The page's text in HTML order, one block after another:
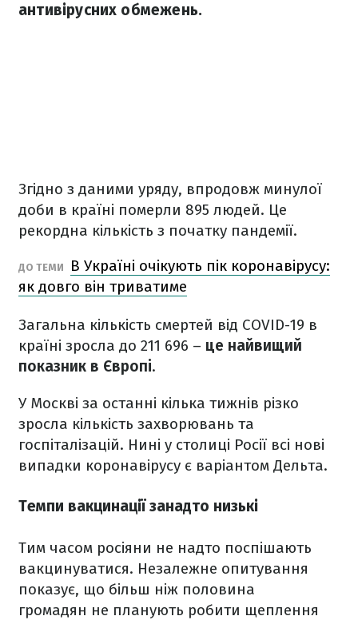
антивірусних обмежень.
Згідно з даними уряду, впродовж минулої
доби в країні померли 895 людей. Це
рекордна кількість з початку пандемії.
ДО ТЕМИ
В Україні очікують пік коронавірусу:
як довго він триватиме
Загальна кількість смертей від COVID-19 в
країні зросла до 211 696 – це найвищий
показник в Європі.
У Москві за останні кілька тижнів різко
зросла кількість захворювань та
госпіталізацій. Нині у столиці Росії всі нові
випадки коронавірусу є варіантом Дельта.
Темпи вакцинації занадто низькі
Тим часом росіяни не надто поспішають
вакцинуватися. Незалежне опитування
показує, що більш ніж половина
громадян не планують робити щеплення